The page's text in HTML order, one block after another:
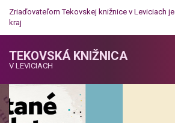
Zriaďovateľom Tekovskej knižnice v Leviciach je
kraj
TEKOVSKÁ KNIŽNICA
V LEVICIACH
Zastaviť posun upútavok